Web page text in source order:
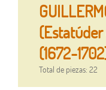
(Estatúder
(1672-
Total de piezas: 22